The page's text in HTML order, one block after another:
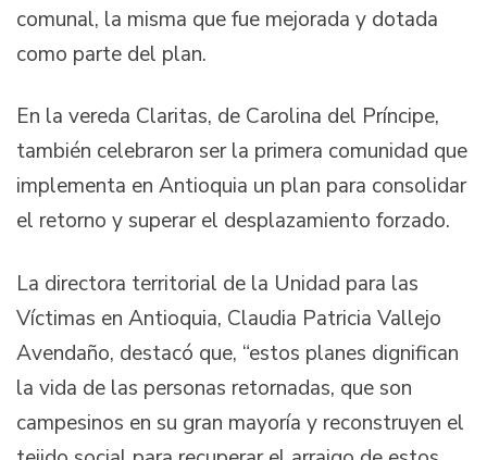
comunal, la misma que fue mejorada y dotada
como parte del plan.
En la vereda Claritas, de Carolina del Príncipe,
también celebraron ser la primera comunidad que
implementa en Antioquia un plan para consolidar
el retorno y superar el desplazamiento forzado.
La directora territorial de la Unidad para las
Víctimas en Antioquia, Claudia Patricia Vallejo
Avendaño, destacó que, “estos planes dignifican
la vida de las personas retornadas, que son
campesinos en su gran mayoría y reconstruyen el